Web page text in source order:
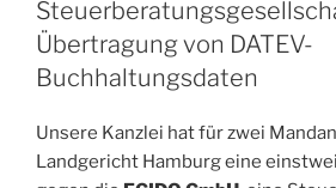
Übertragung von DATEV-
Buchhaltungsdaten
Unsere Kanzlei hat für zwei
Landgericht Hamburg eine